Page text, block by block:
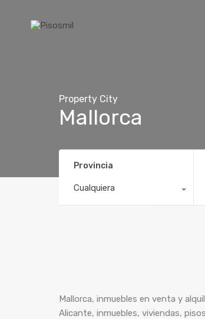
Property City
Mallorca
Provincia
Cualquiera
Mallorca, inmuebles en venta y
Alicante, inmuebles, viviendas,